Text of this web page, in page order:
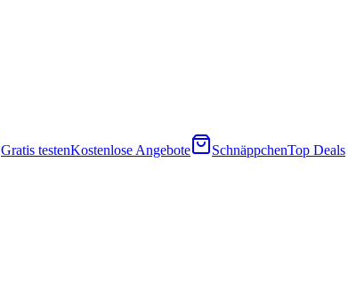
Gratis testenKostenlose Angebote SchnäppchenTop Deals